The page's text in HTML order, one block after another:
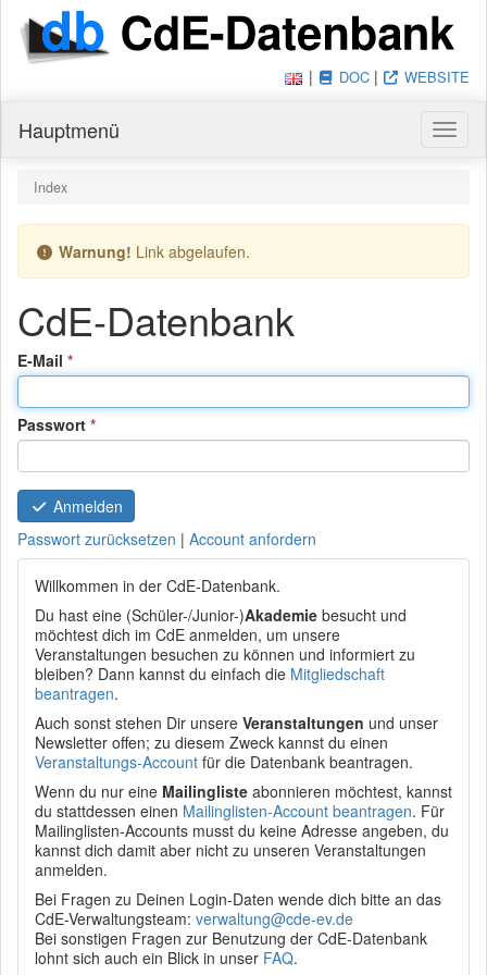
| DOC | WEBSITE
Hauptmenü
Index
Warnung! Link abgelaufen.
CdE-Datenbank
E-Mail (Pflichtfeld)
Passwort(Pflichtfeld)
Anmelden
Passwort zurücksetzen | Account anfordern
Willkommen in der CdE-Datenbank.
Du hast eine (Schüler-/Junior-)Akademie besucht und
möchtest dich im CdE anmelden, um unsere
Veranstaltungen besuchen zu können und informiert zu
bleiben? Dann kannst du einfach die Mitgliedschaft
beantragen.
Auch sonst stehen Dir unsere Veranstaltungen und unser
Newsletter offen; zu diesem Zweck kannst du einen
Veranstaltungs-Account für die Datenbank beantragen.
Wenn du nur eine Mailingliste abonnieren möchtest, kannst
du stattdessen einen Mailinglisten-Account beantragen. Für
Mailinglisten-Accounts musst du keine Adresse angeben, du
kannst dich damit aber nicht zu unseren Veranstaltungen
anmelden.
Bei Fragen zu Deinen Login-Daten wende dich bitte an das
CdE-Verwaltungsteam: verwaltung@cde-ev.de
Bei sonstigen Fragen zur Benutzung der CdE-Datenbank
lohnt sich auch ein Blick in unser FAQ.